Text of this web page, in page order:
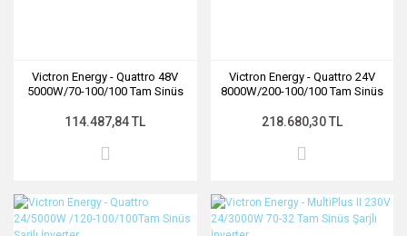
Victron Energy - Quattro 48V
5000W/70-100/100 Tam Sinüs
114.487,84 TL
Victron Energy - Quattro 24V
8000W/200-100/100 Tam Sinüs
218.680,30 TL